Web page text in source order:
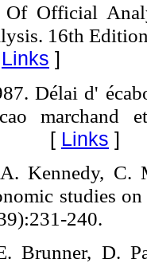
Of Official
16th
Links ]
Délai d'
marchand
[ Links ]
Kennedy, C.
studies
240.
Brunner, D.